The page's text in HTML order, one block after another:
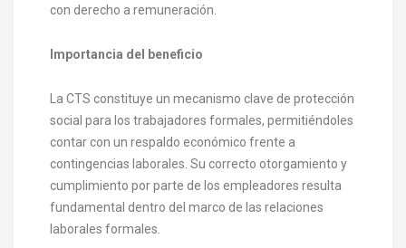
con derecho a remuneración.
Importancia del beneficio
La CTS constituye un mecanismo clave de protección
social para los trabajadores formales, permitiéndoles
contar con un respaldo económico frente a
contingencias laborales. Su correcto otorgamiento y
cumplimiento por parte de los empleadores resulta
fundamental dentro del marco de las relaciones
laborales formales.